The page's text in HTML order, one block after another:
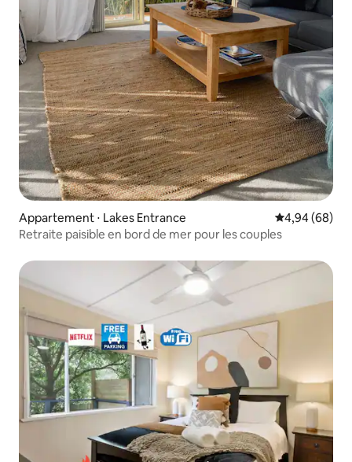
Appartement ⋅ Lakes Entrance Évaluation
4,94 (68)
Retraite paisible en bord de mer pour les couples